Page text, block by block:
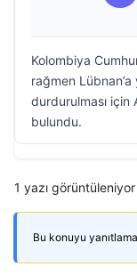
Kolombiya
rağmen Lübnan’a
durdurulması için
bulundu.
1 yazı
Bu konuyu